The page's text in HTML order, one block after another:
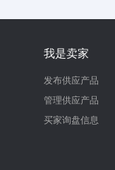
我是卖家
发布供应产品
管理供应产品
买家询盘信息